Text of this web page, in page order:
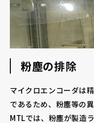
粉塵の排除
マイクロエンコーダは
であるため、粉塵等の
MTLでは、粉塵が製造